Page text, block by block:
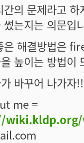
간의 문제라고
썼는지는 의문입
은 해결방법은
높이는 방법이
바꾸어 나가자!!
me =